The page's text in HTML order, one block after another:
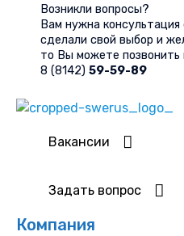
Возникли вопросы?
Вам нужна
сделали свой выбор и
то Вы можете позвонить
8 (8142) 59-59-89
Вакансии
Задать вопрос
Компания